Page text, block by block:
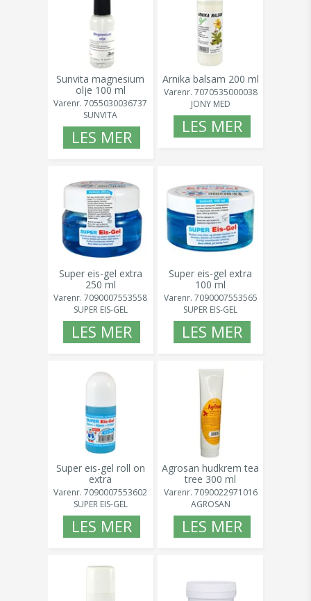
Sunvita magnesium
olje 100 ml
Varenr. 7055030036737
SUNVITA
LES MER
Arnika balsam 200 ml
Varenr. 7070535000038
JONY MED
LES MER
Super eis-gel extra
250 ml
Varenr. 7090007553558
SUPER EIS-GEL
LES MER
Super eis-gel extra
100 ml
Varenr. 7090007553565
SUPER EIS-GEL
LES MER
Super eis-gel roll on
extra
Varenr. 7090007553602
SUPER EIS-GEL
LES MER
Agrosan hudkrem tea
tree 300 ml
Varenr. 7090022971016
AGROSAN
LES MER